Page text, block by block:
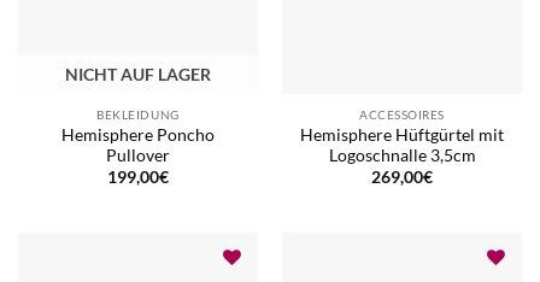
NICHT AUF LAGER
BEKLEIDUNG
Hemisphere Poncho
Pullover
199,00€
ACCESSOIRES
Hemisphere Hüftgürtel mit
Logoschnalle 3,5cm
269,00€